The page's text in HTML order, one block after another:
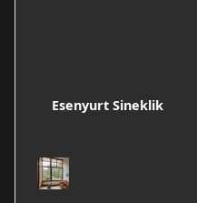
Esenyurt Sineklik